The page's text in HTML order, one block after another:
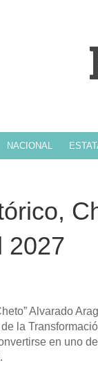
NACIONAL
2027
Alvarado
la
en uno